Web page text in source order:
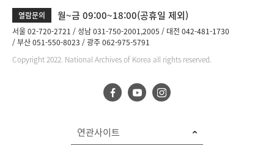
열람문의 월~금 09:00~18:00(공휴일 제외)
서울 02-720-2721 성남 031-750-2001,2005
대전 042-481-1730
부산 051-550-8023
광주 062-975-5791
Copyright 2022. National Archives of Korea all rights reserved.
연관사이트